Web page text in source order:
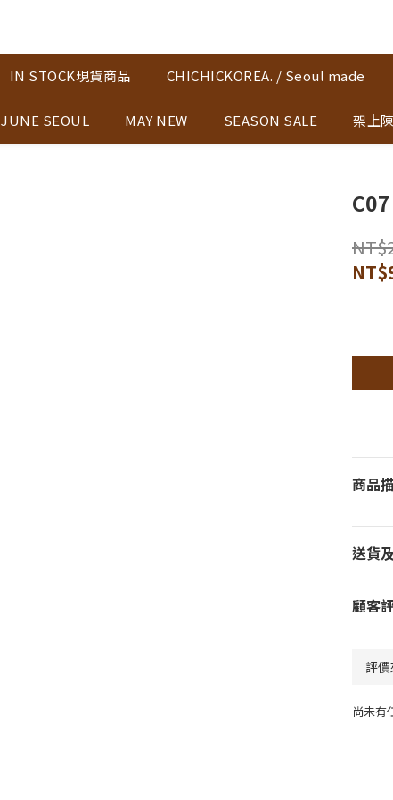
IN STOCK現貨商品 CHICHICKOREA. / Seoul made
JUNE SEOUL MAY NEW SEASON SALE 架上
商品
送貨
顧客
尚未有